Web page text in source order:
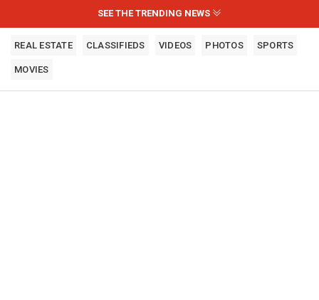
SEE THE TRENDING NEWS
REAL ESTATE CLASSIFIEDS VIDEOS PHOTOS SPORTS
MOVIES